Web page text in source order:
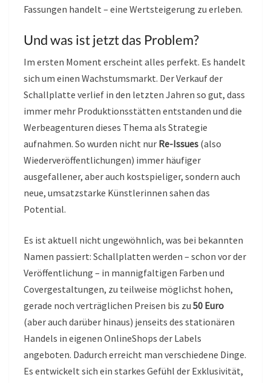
Fassungen handelt – eine Wertsteigerung zu erleben.
Und was ist jetzt das Problem?
Im ersten Moment erscheint alles perfekt. Es handelt
sich um einen Wachstumsmarkt. Der Verkauf der
Schallplatte verlief in den letzten Jahren so gut, dass
immer mehr Produktionsstätten entstanden und die
Werbeagenturen dieses Thema als Strategie
aufnahmen. So wurden nicht nur Re-Issues (also
Wiederveröffentlichungen) immer häufiger
ausgefallener, aber auch kostspieliger, sondern auch
neue, umsatzstarke Künstlerinnen sahen das
Potential.
Es ist aktuell nicht ungewöhnlich, was bei bekannten
Namen passiert: Schallplatten werden – schon vor der
Veröffentlichung – in mannigfaltigen Farben und
Covergestaltungen, zu teilweise möglichst hohen,
gerade noch verträglichen Preisen bis zu 50 Euro
(aber auch darüber hinaus) jenseits des stationären
Handels in eigenen OnlineShops der Labels
angeboten. Dadurch erreicht man verschiedene Dinge.
Es entwickelt sich ein starkes Gefühl der Exklusivität,